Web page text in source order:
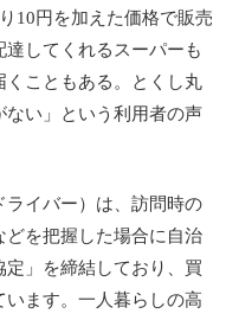
10円を加えた価格で販売
してくれるスーパーも
くこともある。とくし丸
ない」という利用者の声
ライバー）は、訪問時の
を把握した場合に自治
」を締結しており、買
ます。一人暮らしの高